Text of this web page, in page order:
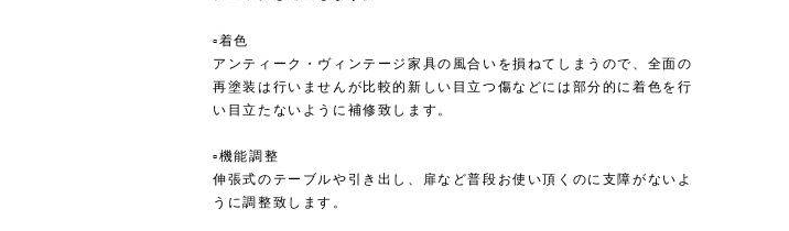
▫︎着色
アンティーク・ヴィンテージ家具の風合いを損ねてしまうので、全面の
再塗装は行いませんが比較的新しい目立つ傷などには部分的に着色を行
い目立たないように補修致します。
▫︎機能調整
伸張式のテーブルや引き出し、扉など普段お使い頂くのに支障がないよ
うに調整致します。